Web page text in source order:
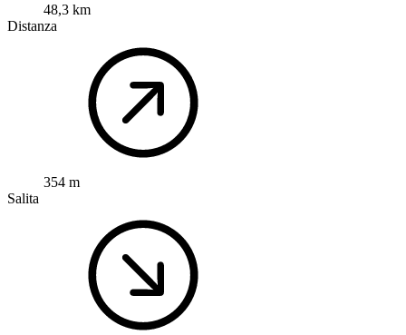
48,3 km
Distanza
354 m
Salita